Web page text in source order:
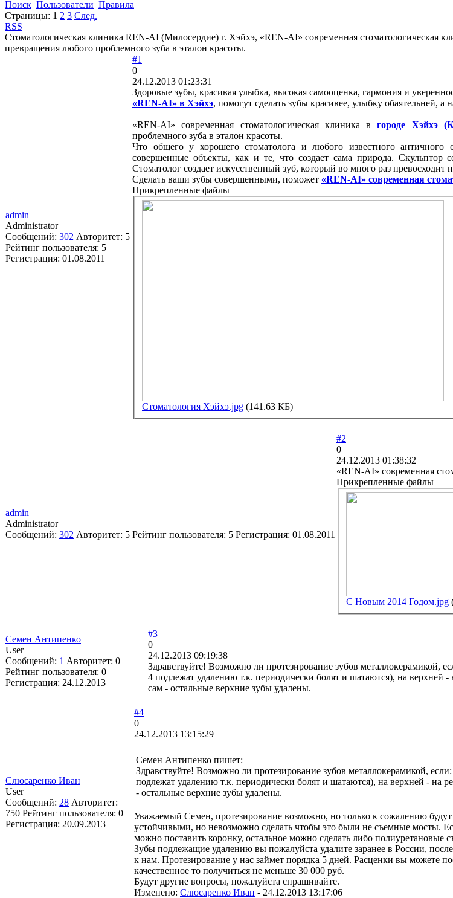
Поиск Пользователи Правила
Страницы: 1 2 3 След.
RSS
Стоматологическая клиника REN-AI (Милосердие) г. Хэйхэ, «REN-AI» современная стоматологическая
превращения любого проблемного зуба в эталон красоты.
admin
Administrator
Сообщений: 302 Авторитет: 5
Рейтинг пользователя: 5
Регистрация: 01.08.2011
#1
0
24.12.2013 01:23:31
Здоровые зубы, красивая улыбка, высокая самооценка, гармония и
«REN-AI» в Хэйхэ, помогут сделать зубы красивее, улыбку обаятельней, а
«REN-AI» современная стоматологическая клиника вгороде Хэйхэ
проблемного зуба в эталон красоты.
Что общего у хорошего стоматолога и любого известного античного
совершенные объекты, как и те, что создает сама природа. Скульптор
Стоматолог создает искусственный зуб, который во много раз
Сделать ваши зубы совершенными, поможет «REN-AI» современная
Прикрепленные файлы
Стоматология Хэйхэ.jpg (141.63 КБ)
admin
Administrator
Сообщений: 302 Авторитет: 5 Рейтинг пользователя: 5 Регистрация: 01.08.2011
#2
0
24.12.2013 01:38:32
«REN-AI» современная
Прикрепленные файлы
С Новым 2014 Годом.jpg
Семен Антипенко
User
Сообщений: 1 Авторитет: 0
Рейтинг пользователя: 0
Регистрация: 24.12.2013
#3
0
24.12.2013 09:19:38
Здравствуйте! Возможно ли протезирование зубов металлокерамикой,
4 подлежат удалению т.к. периодически болят и шатаются), на
сам - остальные верхние зубы удалены.
Слюсаренко Иван
User
Сообщений: 28 Авторитет:
750 Рейтинг пользователя: 0
Регистрация: 20.09.2013
#4
0
24.12.2013 13:15:29
Семен Антипенко пишет:
Здравствуйте! Возможно ли протезирование зубов металлокерамикой,
подлежат удалению т.к. периодически болят и шатаются), на верхней - на
- остальные верхние зубы удалены.
Уважаемый Семен, протезирование возможно, но только к сожалению
устойчивыми, но невозможно сделать чтобы это были не съемные мосты.
можно поставить коронку, остальное можно сделать либо полиуретановые
Зубы подлежащие удалению вы пожалуйста удалите заранее в России,
к нам. Протезирование у нас займет порядка 5 дней. Расценки вы можете
качественное то получиться не меньше 30 000 руб.
Будут другие вопросы, пожалуйста спрашивайте.
Изменено: Слюсаренко Иван - 24.12.2013 13:17:06